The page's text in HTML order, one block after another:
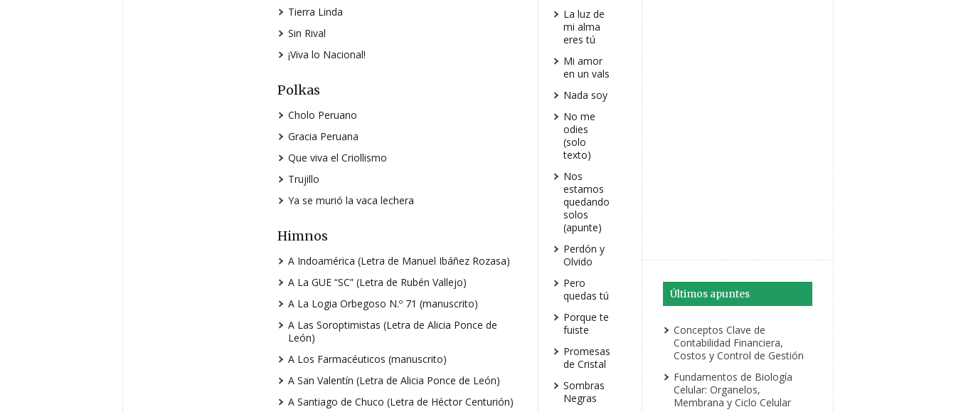
Tierra Linda
Sin Rival
¡Viva lo Nacional!
Polkas
Cholo Peruano
Gracia Peruana
Que viva el Criollismo
Trujillo
Ya se murió la vaca lechera
Himnos
A Indoamérica (Letra de Manuel Ibáñez Rozasa)
A La GUE “SC” (Letra de Rubén Vallejo)
A La Logia Orbegoso N.º 71 (manuscrito)
A Las Soroptimistas (Letra de Alicia Ponce de
León)
A Los Farmacéuticos (manuscrito)
A San Valentín (Letra de Alicia Ponce de León)
A Santiago de Chuco (Letra de Héctor Centurión)
La luz de
mi alma
eres tú
Mi amor
en un vals
Nada soy
No me
odies
(solo
texto)
Nos
estamos
quedando
solos
(apunte)
Perdón y
Olvido
Pero
quedas tú
Porque te
fuiste
Promesas
de Cristal
Sombras
Negras
Últimos apuntes
Conceptos Clave de
Contabilidad Financiera,
Costos y Control de Gestión
Fundamentos de Biología
Celular: Organelos,
Membrana y Ciclo Celular